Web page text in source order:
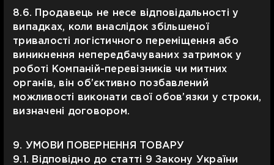
8.6. Продавець не несе відповідальності у
випадках, коли внаслідок збільшеної
тривалості логістичного переміщення або
виникнення непередбачуваних затримок у
роботі Компаній-перевізників чи митних
органів, він об’єктивно позбавлений
можливості виконати свої обов’язки у строки,
визначені договором.
9. УМОВИ ПОВЕРНЕННЯ ТОВАРУ
9.1. Відповідно до статті 9 Закону України